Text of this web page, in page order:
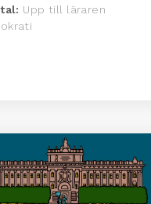
Upp till läraren